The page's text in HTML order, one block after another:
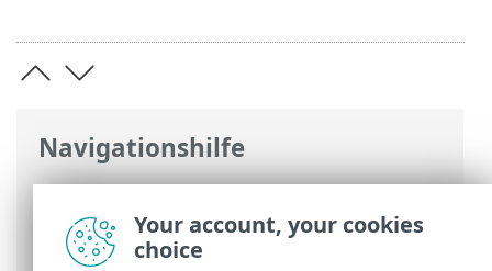
Navigationshilfe
ESET Online-Hilfe>ESET PROTECT On-
Prem>Installieren>
Komponenteninstallation unter Linux
Your account, your cookies
choice